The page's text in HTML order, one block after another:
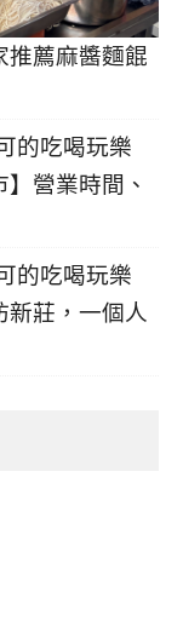
推薦麻醬麵餛
營業時間、
新莊，一個人